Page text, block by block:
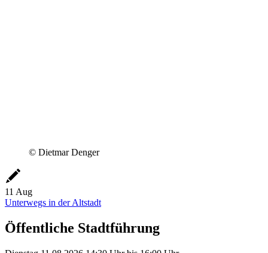
© Dietmar Denger
11 Aug
Unterwegs in der Altstadt
Öffentliche Stadtführung